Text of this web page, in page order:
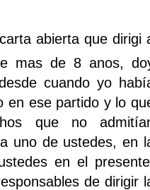
abierta que dirigi
mas de 8 anos,
cuando yo
en ese partido y lo
que no
uno de ustedes, en
en el
de dirigir